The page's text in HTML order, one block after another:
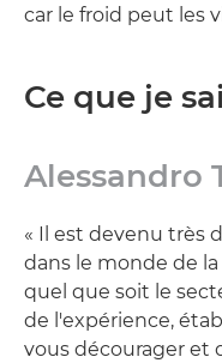
car le froid peut les
Ce que je
Alessandro
« Il est devenu très
dans le monde de
quel que soit le
de l'expérience,
vous décourager et